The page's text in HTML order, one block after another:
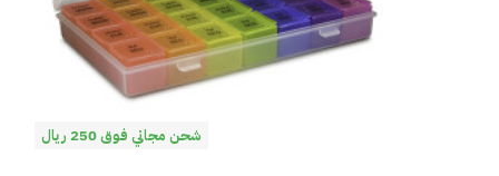
شحن مجاني فوق 250 ريال